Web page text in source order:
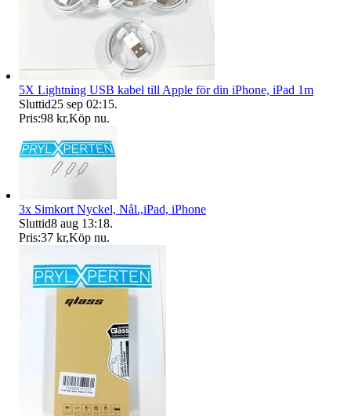
5X Lightning USB kabel till Apple för din iPhone, iPad 1m
Sluttid25 sep 02:15.
Pris:98 kr,Köp nu.
3x Simkort Nyckel, Nål.,iPad, iPhone
Sluttid8 aug 13:18.
Pris:37 kr,Köp nu.